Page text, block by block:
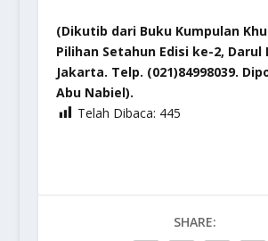
(Dikutib dari Buku Kumpulan
Pilihan Setahun Edisi ke-2, Darul
Jakarta. Telp. (021)84998039.
Abu Nabiel).
Telah Dibaca: 445
SHARE: